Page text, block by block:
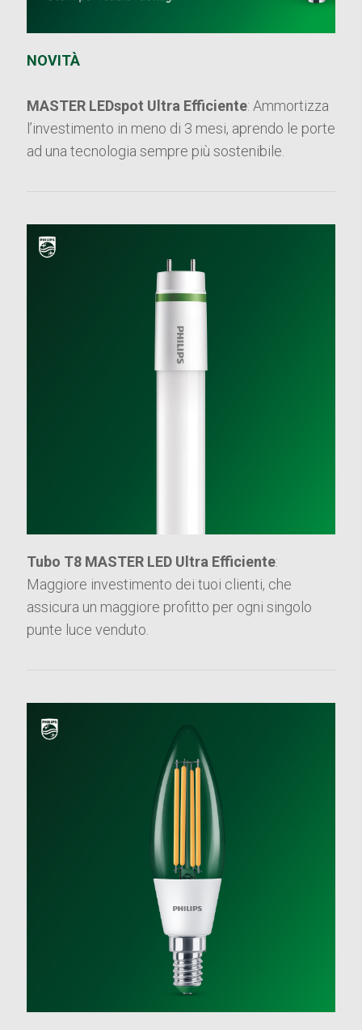
NOVITÀ
MASTER LEDspot Ultra Efficiente: Ammortizza
l’investimento in meno di 3 mesi, aprendo le porte
ad una tecnologia sempre più sostenibile.
Tubo T8 MASTER LED Ultra Efficiente:
Maggiore investimento dei tuoi clienti, che
assicura un maggiore profitto per ogni singolo
punte luce venduto.